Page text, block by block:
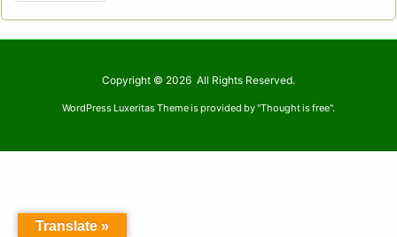
Copyright © 2026 All Rights Reserved.
WordPress Luxeritas Theme is provided by "Thought is free".
Translate »